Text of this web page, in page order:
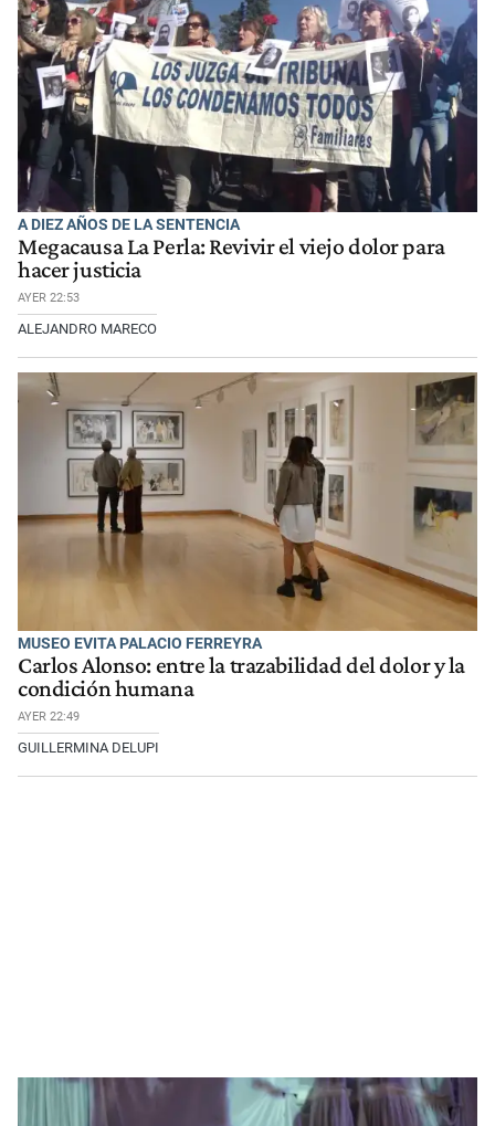
A DIEZ AÑOS DE LA SENTENCIA
Megacausa La Perla: Revivir el viejo dolor para
hacer justicia
AYER 22:53
ALEJANDRO MARECO
MUSEO EVITA PALACIO FERREYRA
Carlos Alonso: entre la trazabilidad del dolor y la
condición humana
AYER 22:49
GUILLERMINA DELUPI